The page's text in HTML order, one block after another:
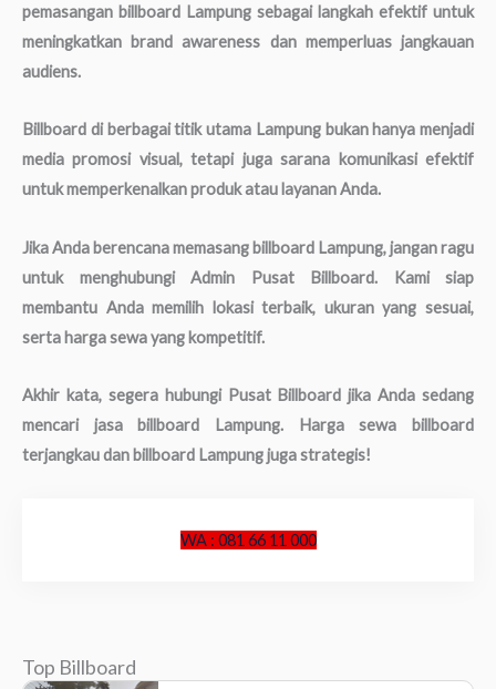
pemasangan billboard Lampung sebagai langkah efektif untuk
meningkatkan brand awareness dan memperluas jangkauan
audiens.
Billboard di berbagai titik utama Lampung bukan hanya menjadi
media promosi visual, tetapi juga sarana komunikasi efektif
untuk memperkenalkan produk atau layanan Anda.
Jika Anda berencana memasang billboard Lampung, jangan ragu
untuk menghubungi Admin Pusat Billboard. Kami siap
membantu Anda memilih lokasi terbaik, ukuran yang sesuai,
serta harga sewa yang kompetitif.
Akhir kata, segera hubungi Pusat Billboard jika Anda sedang
mencari jasa billboard Lampung. Harga sewa billboard
terjangkau dan billboard Lampung juga strategis!
WA : 081 66 11 000
Top Billboard